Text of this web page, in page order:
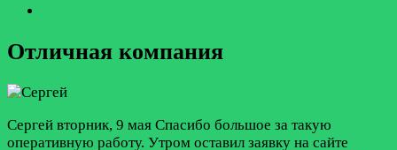
Отличная компания
Сергей вторник, 9 мая Спасибо большое за такую
оперативную работу. Утром оставил заявку на сайте